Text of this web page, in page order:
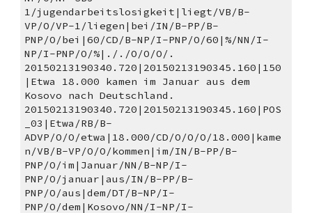
1/jugendarbeitslosigkeit|liegt/VB/B-
VP/O/VP-1/liegen|bei/IN/B-PP/B-
PNP/O/bei|60/CD/B-NP/I-PNP/O/60|%/NN/I-
NP/I-PNP/O/%|././O/O/O/.
20150213190340.720|20150213190345.160|150
|Etwa 18.000 kamen im Januar aus dem
Kosovo nach Deutschland.
20150213190340.720|20150213190345.160|POS
_03|Etwa/RB/B-
ADVP/O/O/etwa|18.000/CD/O/O/O/18.000|kame
n/VB/B-VP/O/O/kommen|im/IN/B-PP/B-
PNP/O/im|Januar/NN/B-NP/I-
PNP/O/januar|aus/IN/B-PP/B-
PNP/O/aus|dem/DT/B-NP/I-
PNP/O/dem|Kosovo/NN/I-NP/I-